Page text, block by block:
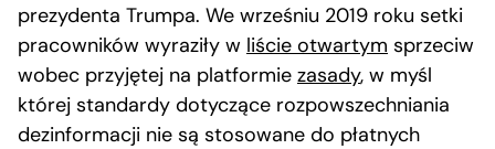
prezydenta Trumpa. We wrześniu 2019 roku setki
pracowników wyraziły w liście otwartym sprzeciw
wobec przyjętej na platformie zasady, w myśl
której standardy dotyczące rozpowszechniania
dezinformacji nie są stosowane do płatnych